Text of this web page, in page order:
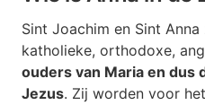
Sint Joachim en Sint
katholieke, orthodoxe,
ouders van Maria en dus
Jezus. Zij worden voor